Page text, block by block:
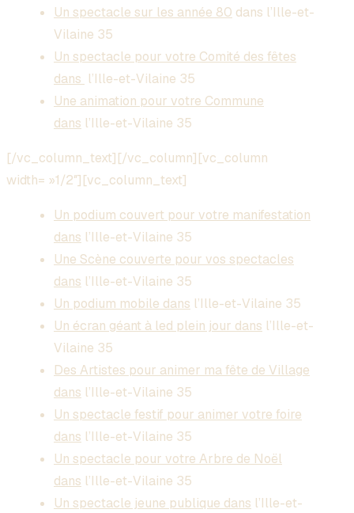
Un spectacle sur les année 80 dans l’Ille-et-
Vilaine 35
Un spectacle pour votre Comité des fêtes
dans l’Ille-et-Vilaine 35
Une animation pour votre Commune
dans l’Ille-et-Vilaine 35
[/vc_column_text][/vc_column][vc_column
width= »1/2″][vc_column_text]
Un podium couvert pour votre manifestation
dans l’Ille-et-Vilaine 35
Une Scène couverte pour vos spectacles
dans l’Ille-et-Vilaine 35
Un podium mobile dans l’Ille-et-Vilaine 35
Un écran géant à led plein jour dans l’Ille-et-
Vilaine 35
Des Artistes pour animer ma fête de Village
dans l’Ille-et-Vilaine 35
Un spectacle festif pour animer votre foire
dans l’Ille-et-Vilaine 35
Un spectacle pour votre Arbre de Noël
dans l’Ille-et-Vilaine 35
Un spectacle jeune publique dans l’Ille-et-